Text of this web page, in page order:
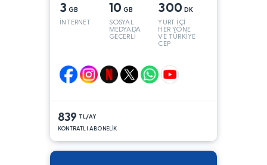
3 GB
İNTERNET
10 GB
SOSYAL
MEDYADA
GEÇERLİ
300 DK
YURT İÇİ
HER YÖNE
VE TÜRKİYE
CEP
839 TL/AY
KONTRATLI ABONELİK